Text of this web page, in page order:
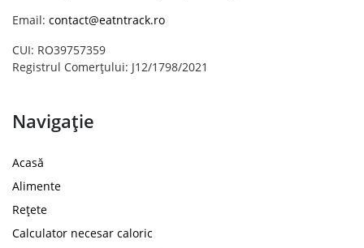
Email: contact@eatntrack.ro
CUI: RO39757359
Registrul Comerțului: J12/1798/2021
Navigație
Acasă
Alimente
Rețete
Calculator necesar caloric